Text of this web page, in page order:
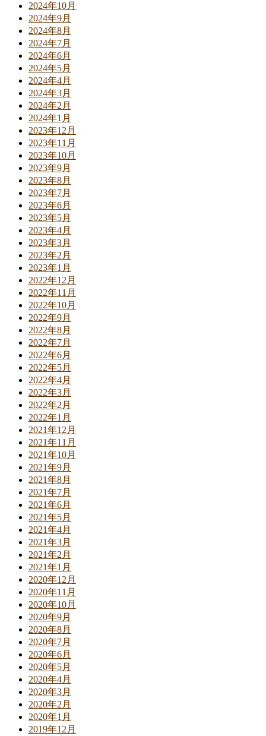
2024年10月
2024年9月
2024年8月
2024年7月
2024年6月
2024年5月
2024年4月
2024年3月
2024年2月
2024年1月
2023年12月
2023年11月
2023年10月
2023年9月
2023年8月
2023年7月
2023年6月
2023年5月
2023年4月
2023年3月
2023年2月
2023年1月
2022年12月
2022年11月
2022年10月
2022年9月
2022年8月
2022年7月
2022年6月
2022年5月
2022年4月
2022年3月
2022年2月
2022年1月
2021年12月
2021年11月
2021年10月
2021年9月
2021年8月
2021年7月
2021年6月
2021年5月
2021年4月
2021年3月
2021年2月
2021年1月
2020年12月
2020年11月
2020年10月
2020年9月
2020年8月
2020年7月
2020年6月
2020年5月
2020年4月
2020年3月
2020年2月
2020年1月
2019年12月